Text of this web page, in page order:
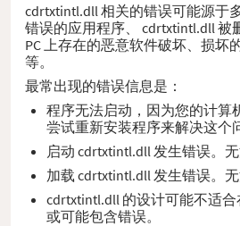
cdrtxtintl.dll 相关的错误可能源于
错误的应用程序、 cdrtxtintl.dll 被
PC 上存在的恶意软件破坏、损坏
等。
最常出现的错误信息是：
程序无法启动，因为您的计算
尝试重新安装程序来解决这个
启动 cdrtxtintl.dll 发生错误。
加载 cdrtxtintl.dll 发生错误。
cdrtxtintl.dll 的设计可能不适合
或可能包含错误。